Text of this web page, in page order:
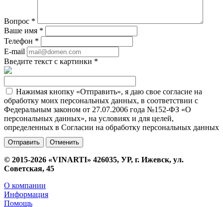
Вопрос *
Ваше имя *
Телефон *
E-mail
Введите текст с картинки *
Нажимая кнопку «Отправить», я даю свое согласие на
обработку моих персональных данных, в соответствии с
Федеральным законом от 27.07.2006 года №152-ФЗ «О
персональных данных», на условиях и для целей,
определенных в Согласии на обработку персональных данных
Отменить
© 2015-2026 «VINARTI» 426035, УР, г. Ижевск, ул.
Советская, 45
О компании
Информация
Помощь